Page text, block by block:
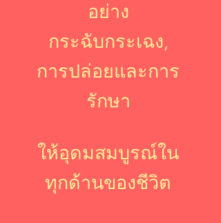
อย่าง
กระฉับกระเฉง,
การปล่อยและการ
รักษา
ให้อุดมสมบูรณ์ใน
ทุกด้านของชีวิต